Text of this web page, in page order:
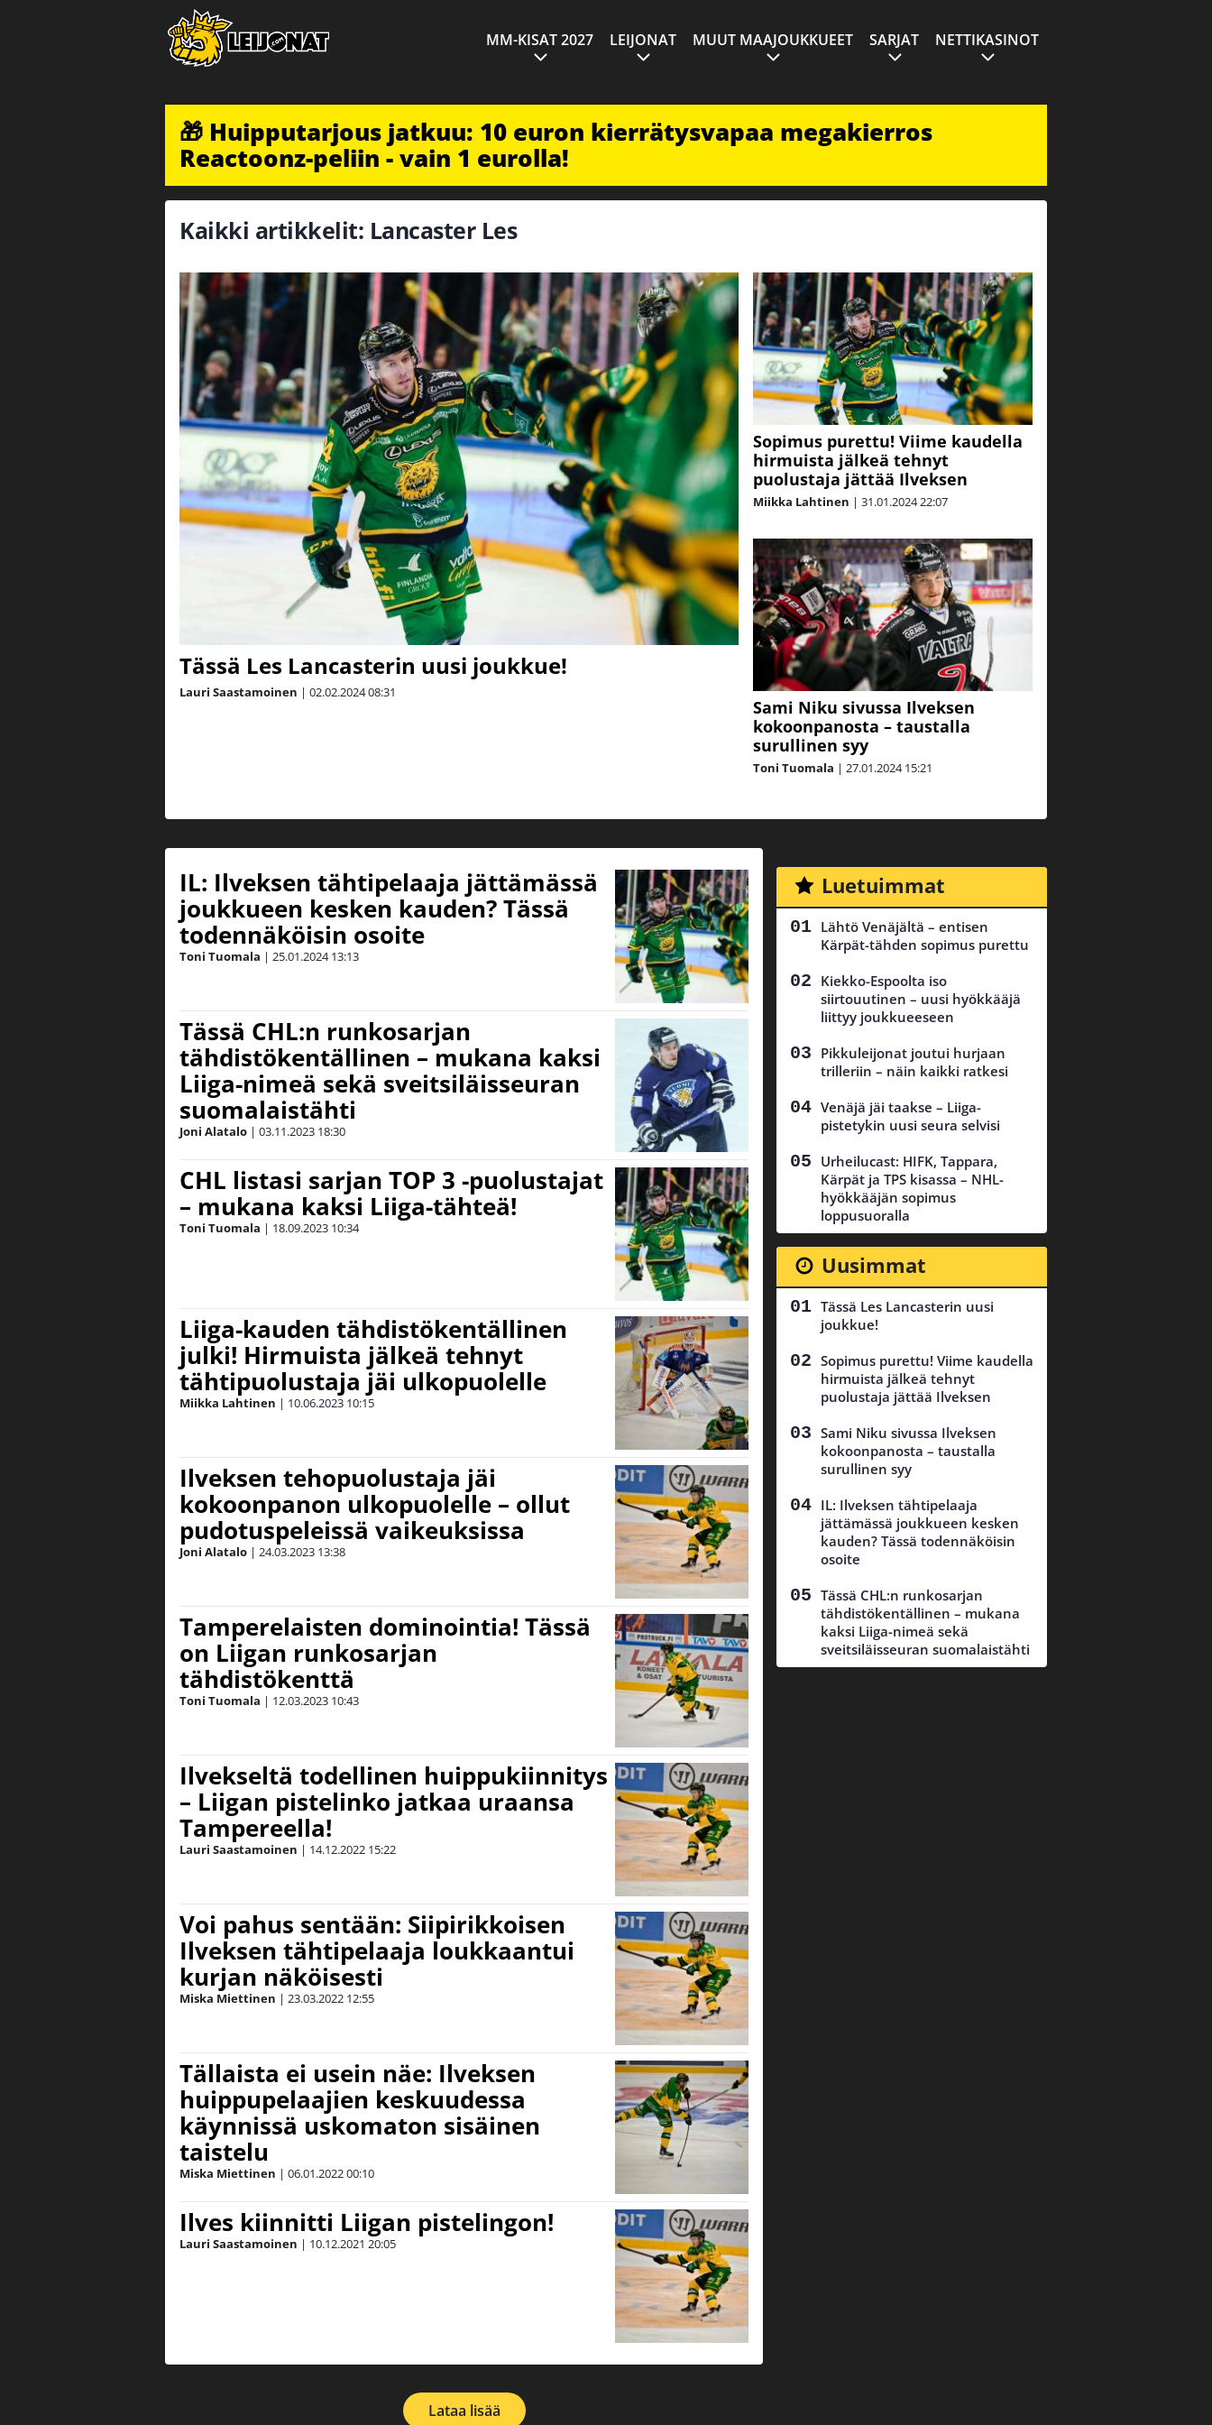
MM-KISAT 2027 LEIJONAT MUUT MAAJOUKKUEET SARJAT NETTIKASINOT
🎁 Huipputarjous jatkuu: 10 euron kierrätysvapaa megakierros
Reactoonz-peliin - vain 1 eurolla!
Kaikki artikkelit: Lancaster Les
Tässä Les Lancasterin uusi joukkue!
Lauri Saastamoinen | 02.02.202408:31
Sopimus purettu! Viime kaudella
hirmuista jälkeä tehnyt
puolustaja jättää Ilveksen
Miikka Lahtinen | 31.01.202422:07
Sami Niku sivussa Ilveksen
kokoonpanosta – taustalla
surullinen syy
Toni Tuomala | 27.01.2024 15:21
IL: Ilveksen tähtipelaaja jättämässä
joukkueen kesken kauden? Tässä
todennäköisin osoite
Toni Tuomala | 25.01.2024 13:13
Tässä CHL:n runkosarjan
tähdistökentällinen – mukana kaksi
Liiga-nimeä sekä sveitsiläisseuran
suomalaistähti
Joni Alatalo | 03.11.2023 18:30
CHL listasi sarjan TOP 3 -puolustajat
– mukana kaksi Liiga-tähteä!
Toni Tuomala | 18.09.2023 10:34
Liiga-kauden tähdistökentällinen
julki! Hirmuista jälkeä tehnyt
tähtipuolustaja jäi ulkopuolelle
Miikka Lahtinen | 10.06.2023 10:15
Ilveksen tehopuolustaja jäi
kokoonpanon ulkopuolelle – ollut
pudotuspeleissä vaikeuksissa
Joni Alatalo | 24.03.2023 13:38
Tamperelaisten dominointia! Tässä
on Liigan runkosarjan
tähdistökenttä
Toni Tuomala | 12.03.2023 10:43
Ilvekseltä todellinen huippukiinnitys
– Liigan pistelinko jatkaa uraansa
Tampereella!
Lauri Saastamoinen | 14.12.2022 15:22
Voi pahus sentään: Siipirikkoisen
Ilveksen tähtipelaaja loukkaantui
kurjan näköisesti
Miska Miettinen | 23.03.2022 12:55
Tällaista ei usein näe: Ilveksen
huippupelaajien keskuudessa
käynnissä uskomaton sisäinen
taistelu
Miska Miettinen | 06.01.202200:10
Ilves kiinnitti Liigan pistelingon!
Lauri Saastamoinen | 10.12.2021 20:05
Lataa lisää
Luetuimmat
Lähtö Venäjältä – entisen
Kärpät-tähden sopimus purettu
Kiekko-Espoolta iso
siirtouutinen – uusi hyökkääjä
liittyy joukkueeseen
Pikkuleijonat joutui hurjaan
trilleriin – näin kaikki ratkesi
Venäjä jäi taakse – Liiga-
pistetykin uusi seura selvisi
Urheilucast: HIFK, Tappara,
Kärpät ja TPS kisassa – NHL-
hyökkääjän sopimus
loppusuoralla
Uusimmat
Tässä Les Lancasterin uusi
joukkue!
Sopimus purettu! Viime kaudella
hirmuista jälkeä tehnyt
puolustaja jättää Ilveksen
Sami Niku sivussa Ilveksen
kokoonpanosta – taustalla
surullinen syy
IL: Ilveksen tähtipelaaja
jättämässä joukkueen kesken
kauden? Tässä todennäköisin
osoite
Tässä CHL:n runkosarjan
tähdistökentällinen – mukana
kaksi Liiga-nimeä sekä
sveitsiläisseuran suomalaistähti